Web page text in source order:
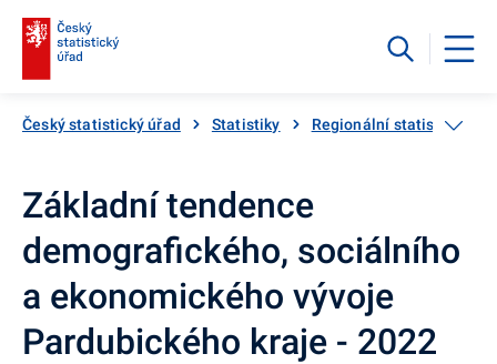
Český statistický úřad Statistiky Regionální statistiky
Základní tendence
demografického, sociálního
a ekonomického vývoje
Pardubického kraje - 2022